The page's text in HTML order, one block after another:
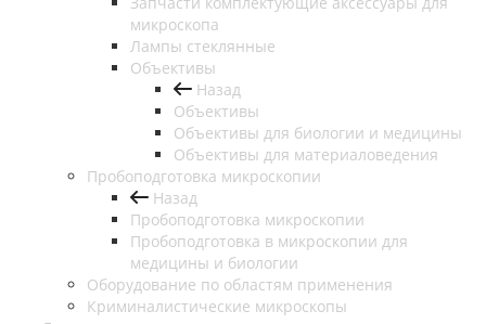
микроскопа
Лампы стеклянные
Объективы
Назад
Объективы
Объективы для биологии и медицины
Объективы для материаловедения
Пробоподготовка микроскопии
Назад
Пробоподготовка микроскопии
Пробоподготовка в микроскопии для
медицины и биологии
Оборудование по областям применения
Криминалистические микроскопы